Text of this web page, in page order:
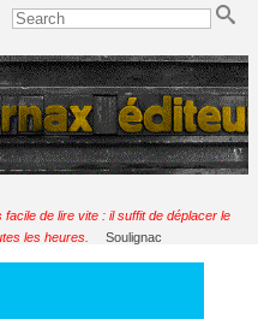
facile de lire vite : il suffit de déplacer le
les heures.
Soulignac